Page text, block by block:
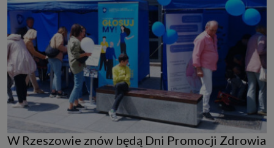
W Rzeszowie znów będą Dni Promocji Zdrowia